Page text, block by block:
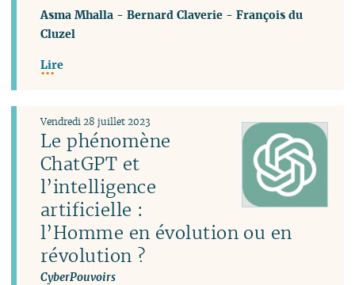
Asma Mhalla -Bernard Claverie -François du
Cluzel
Lire
Le phénomène
ChatGPT et
l’intelligence
artificielle :
l’Homme en évolution ou en
révolution ?
CyberPouvoirs
Vendredi 28 juillet 2023